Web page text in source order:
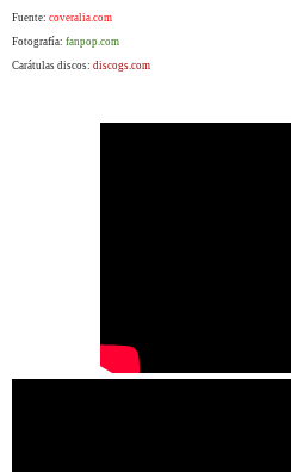
Fuente: coveralia.com
Fotografía: fanpop.com
Carátulas discos: discogs.com